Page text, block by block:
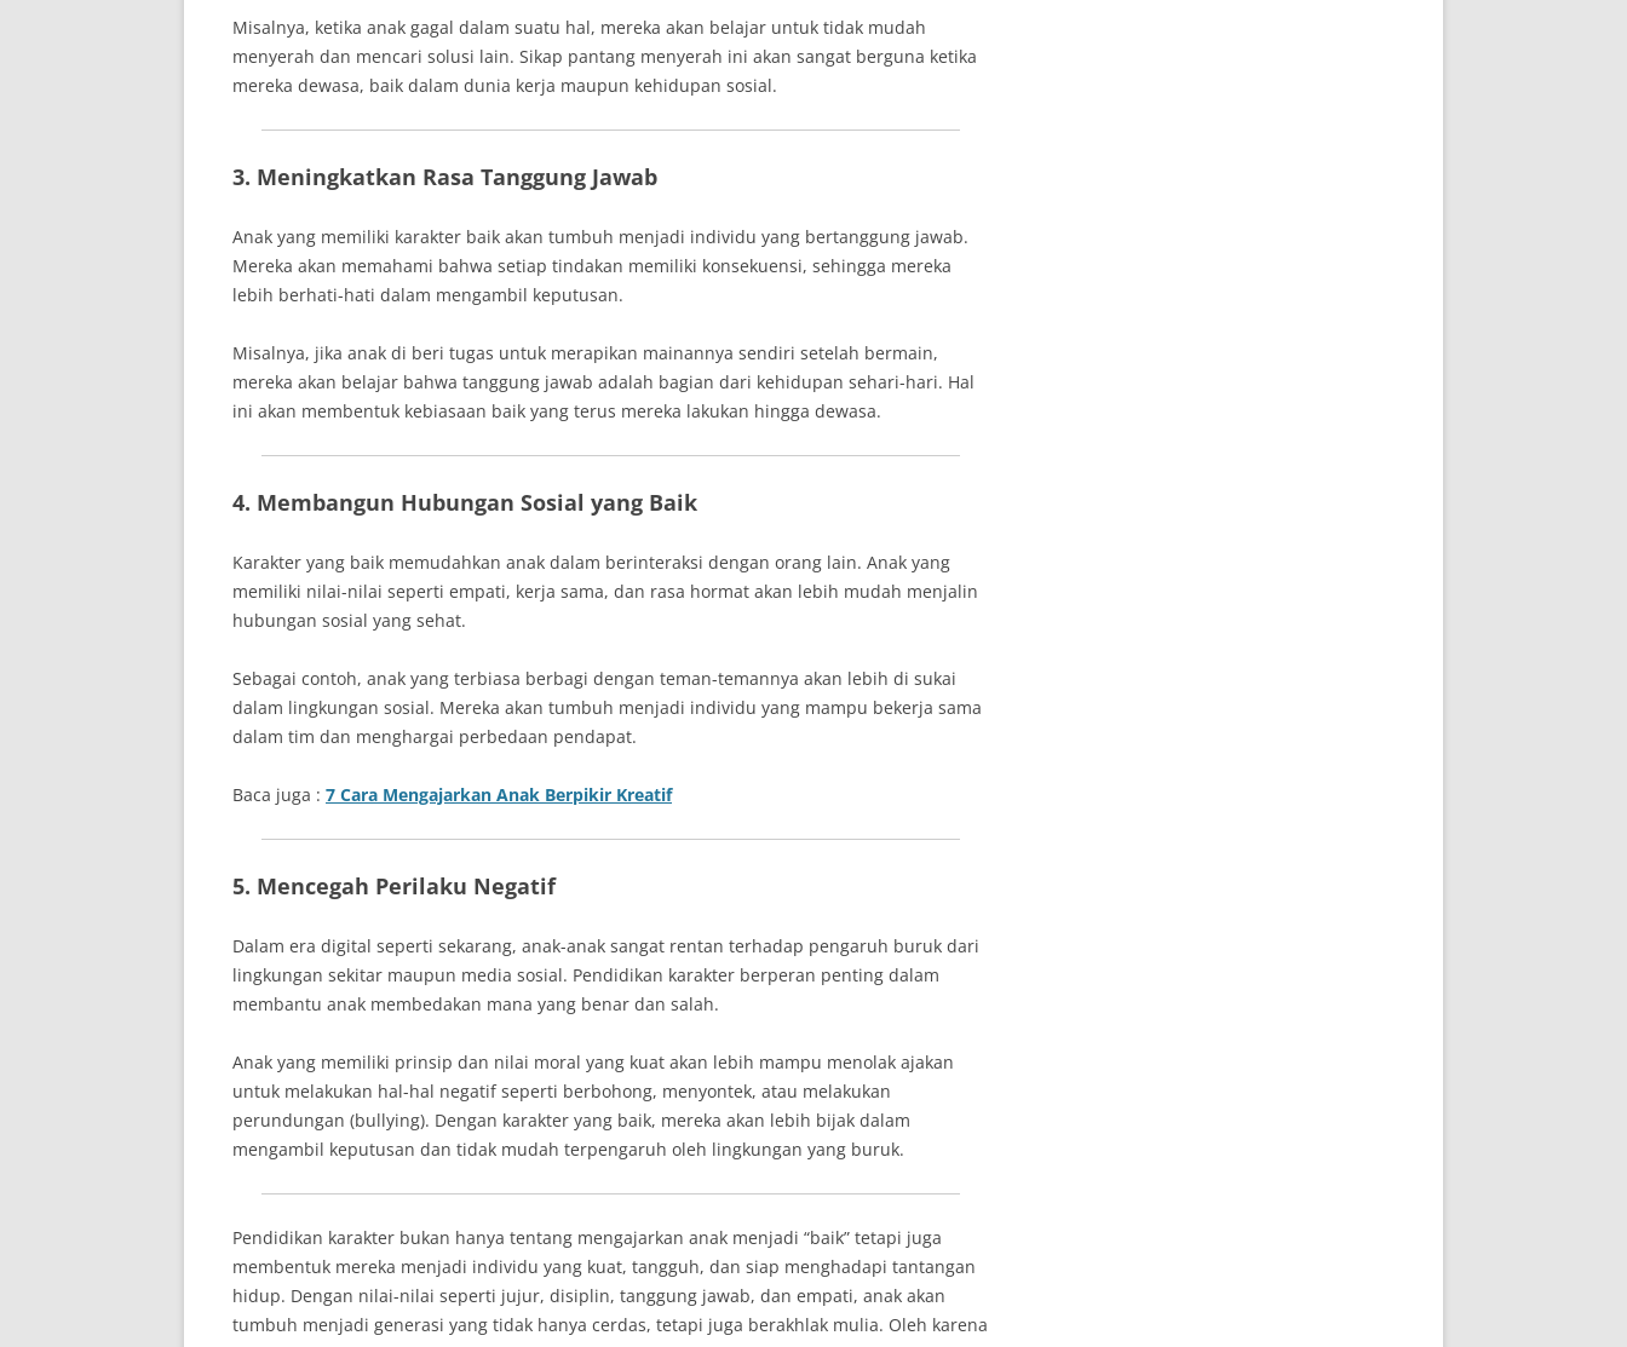
Misalnya, ketika anak gagal dalam suatu hal, mereka akan belajar untuk tidak mudah
menyerah dan mencari solusi lain. Sikap pantang menyerah ini akan sangat berguna ketika
mereka dewasa, baik dalam dunia kerja maupun kehidupan sosial.
3. Meningkatkan Rasa Tanggung Jawab
Anak yang memiliki karakter baik akan tumbuh menjadi individu yang bertanggung jawab.
Mereka akan memahami bahwa setiap tindakan memiliki konsekuensi, sehingga mereka
lebih berhati-hati dalam mengambil keputusan.
Misalnya, jika anak di beri tugas untuk merapikan mainannya sendiri setelah bermain,
mereka akan belajar bahwa tanggung jawab adalah bagian dari kehidupan sehari-hari. Hal
ini akan membentuk kebiasaan baik yang terus mereka lakukan hingga dewasa.
4. Membangun Hubungan Sosial yang Baik
Karakter yang baik memudahkan anak dalam berinteraksi dengan orang lain. Anak yang
memiliki nilai-nilai seperti empati, kerja sama, dan rasa hormat akan lebih mudah menjalin
hubungan sosial yang sehat.
Sebagai contoh, anak yang terbiasa berbagi dengan teman-temannya akan lebih di sukai
dalam lingkungan sosial. Mereka akan tumbuh menjadi individu yang mampu bekerja sama
dalam tim dan menghargai perbedaan pendapat.
Baca juga : 7 Cara Mengajarkan Anak Berpikir Kreatif
5. Mencegah Perilaku Negatif
Dalam era digital seperti sekarang, anak-anak sangat rentan terhadap pengaruh buruk dari
lingkungan sekitar maupun media sosial. Pendidikan karakter berperan penting dalam
membantu anak membedakan mana yang benar dan salah.
Anak yang memiliki prinsip dan nilai moral yang kuat akan lebih mampu menolak ajakan
untuk melakukan hal-hal negatif seperti berbohong, menyontek, atau melakukan
perundungan (bullying). Dengan karakter yang baik, mereka akan lebih bijak dalam
mengambil keputusan dan tidak mudah terpengaruh oleh lingkungan yang buruk.
Pendidikan karakter bukan hanya tentang mengajarkan anak menjadi “baik” tetapi juga
membentuk mereka menjadi individu yang kuat, tangguh, dan siap menghadapi tantangan
hidup. Dengan nilai-nilai seperti jujur, disiplin, tanggung jawab, dan empati, anak akan
tumbuh menjadi generasi yang tidak hanya cerdas, tetapi juga berakhlak mulia. Oleh karena